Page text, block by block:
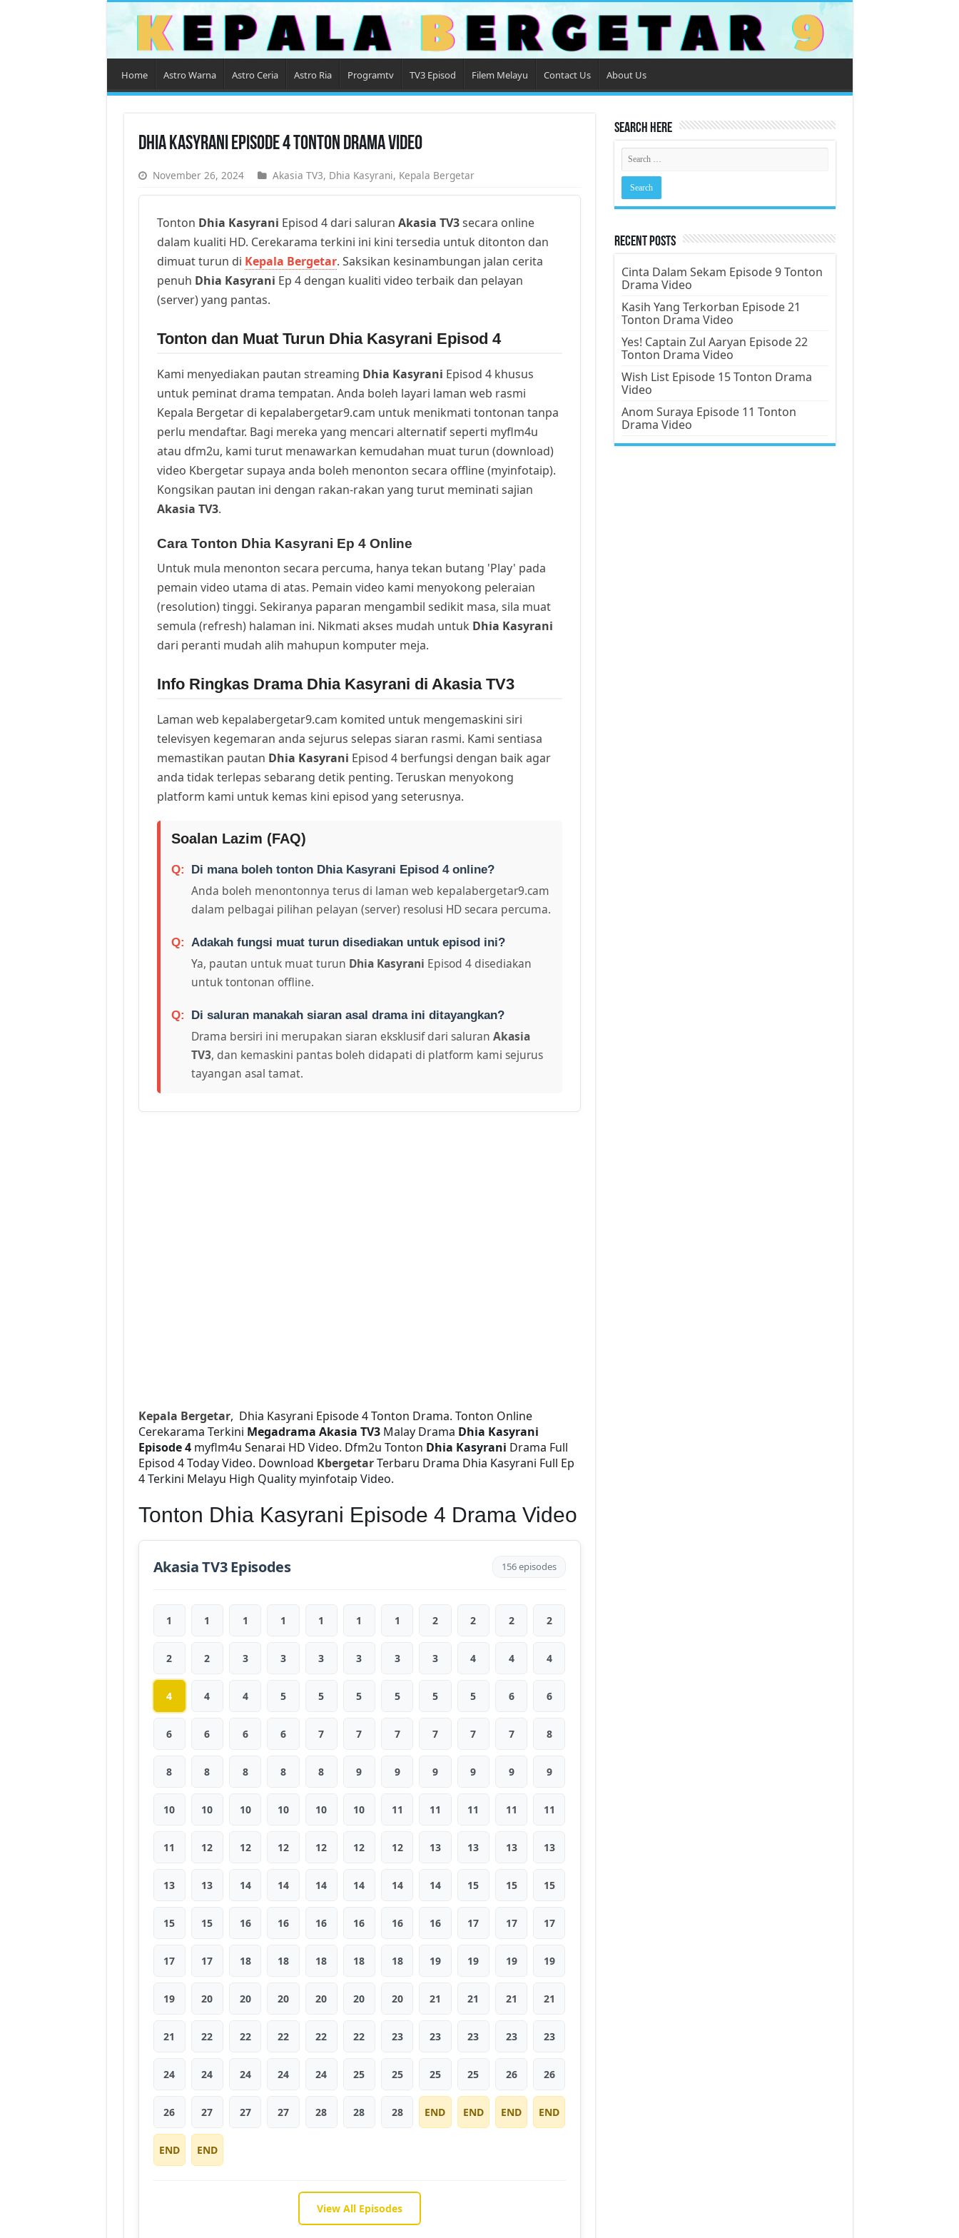
Home Astro Warna Astro Ceria Astro Ria Programtv TV3 Episod Filem Melayu Contact Us About Us
Dhia Kasyrani Episode 4 Tonton Drama Video
November 26, 2024 Akasia TV3, Dhia Kasyrani, Kepala Bergetar
Tonton Dhia Kasyrani Episod 4 dari saluran Akasia TV3secara online
dalam kualiti HD. Cerekarama terkini ini kini tersedia untuk ditonton dan
dimuat turun di Kepala Bergetar. Saksikan kesinambungan jalan cerita
penuh Dhia Kasyrani Ep 4 dengan kualiti video terbaik dan pelayan
(server) yang pantas.
Tonton dan Muat Turun Dhia Kasyrani Episod 4
Kami menyediakan pautan streaming Dhia Kasyrani Episod 4 khusus
untuk peminat drama tempatan. Anda boleh layari laman web rasmi
Kepala Bergetar di kepalabergetar9.cam untuk menikmati tontonan tanpa
perlu mendaftar. Bagi mereka yang mencari alternatif seperti myflm4u
atau dfm2u, kami turut menawarkan kemudahan muat turun (download)
video Kbergetar supaya anda boleh menonton secara offline (myinfotaip).
Kongsikan pautan ini dengan rakan-rakan yang turut meminati sajian
Akasia TV3.
Cara Tonton Dhia Kasyrani Ep 4 Online
Untuk mula menonton secara percuma, hanya tekan butang 'Play' pada
pemain video utama di atas. Pemain video kami menyokong peleraian
(resolution) tinggi. Sekiranya paparan mengambil sedikit masa, sila muat
semula (refresh) halaman ini. Nikmati akses mudah untuk Dhia Kasyrani
dari peranti mudah alih mahupun komputer meja.
Info Ringkas Drama Dhia Kasyrani di Akasia TV3
Laman web kepalabergetar9.cam komited untuk mengemaskini siri
televisyen kegemaran anda sejurus selepas siaran rasmi. Kami sentiasa
memastikan pautan Dhia Kasyrani Episod 4 berfungsi dengan baik agar
anda tidak terlepas sebarang detik penting. Teruskan menyokong
platform kami untuk kemas kini episod yang seterusnya.
Soalan Lazim (FAQ)
Di mana boleh tonton Dhia Kasyrani Episod 4 online?
Anda boleh menontonnya terus di laman web kepalabergetar9.cam
dalam pelbagai pilihan pelayan (server) resolusi HD secara percuma.
Adakah fungsi muat turun disediakan untuk episod ini?
Ya, pautan untuk muat turun Dhia Kasyrani Episod 4 disediakan
untuk tontonan offline.
Di saluran manakah siaran asal drama ini ditayangkan?
Drama bersiri ini merupakan siaran eksklusif dari saluran Akasia
TV3, dan kemaskini pantas boleh didapati di platform kami sejurus
tayangan asal tamat.
Kepala Bergetar, Dhia Kasyrani Episode 4 Tonton Drama. Tonton Online
Cerekarama Terkini Megadrama Akasia TV3Malay Drama Dhia Kasyrani
Episode 4 myflm4u Senarai HD Video. Dfm2u Tonton Dhia Kasyrani Drama Full
Episod 4 Today Video. Download KbergetarTerbaru Drama Dhia Kasyrani Full Ep
4 Terkini Melayu High Quality myinfotaip Video.
Tonton Dhia Kasyrani Episode 4 Drama Video
Akasia TV3 Episodes 156 episodes
1 1 1 1 1 1 1 2 2 2 2
2 2 3 3 3 3 3 3 4 4 4
4 4 4 5 5 5 5 5 5 6 6
6 6 6 6 7 7 7 7 7 7 8
8 8 8 8 8 9 9 9 9 9 9
10 10 10 10 10 10 11 11 11 11 11
11 12 12 12 12 12 12 13 13 13 13
13 13 14 14 14 14 14 14 15 15 15
15 15 16 16 16 16 16 16 17 17 17
17 17 18 18 18 18 18 19 19 19 19
19 20 20 20 20 20 20 21 21 21 21
21 22 22 22 22 22 23 23 23 23 23
24 24 24 24 24 25 25 25 25 26 26
26 27 27 27 28 28 28 END END END END
END END
View All Episodes
Search Here
Recent Posts
Cinta Dalam Sekam Episode 9 Tonton
Drama Video
Kasih Yang Terkorban Episode 21
Tonton Drama Video
Yes! Captain Zul Aaryan Episode 22
Tonton Drama Video
Wish List Episode 15 Tonton Drama
Video
Anom Suraya Episode 11 Tonton
Drama Video